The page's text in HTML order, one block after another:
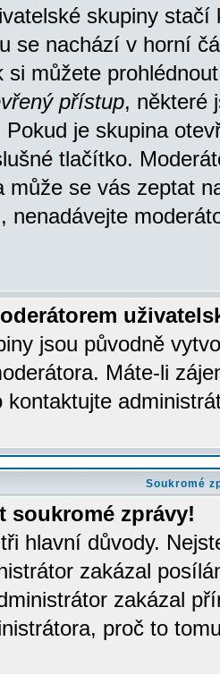
skupiny
se nachází v horní
si můžete
přístup, některé
je skupina
tlačítko.
může se vás zeptat
nenadávejte
jsou původně
Máte-li
kontaktujte
Soukromé
soukromé zprávy!
hlavní důvody.
zakázal
zakázal
proč to